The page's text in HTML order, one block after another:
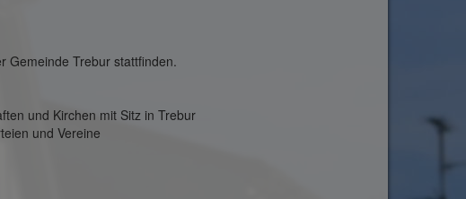
Gemeinde Trebur stattfinden.
und Kirchen mit Sitz in Trebur
und Vereine